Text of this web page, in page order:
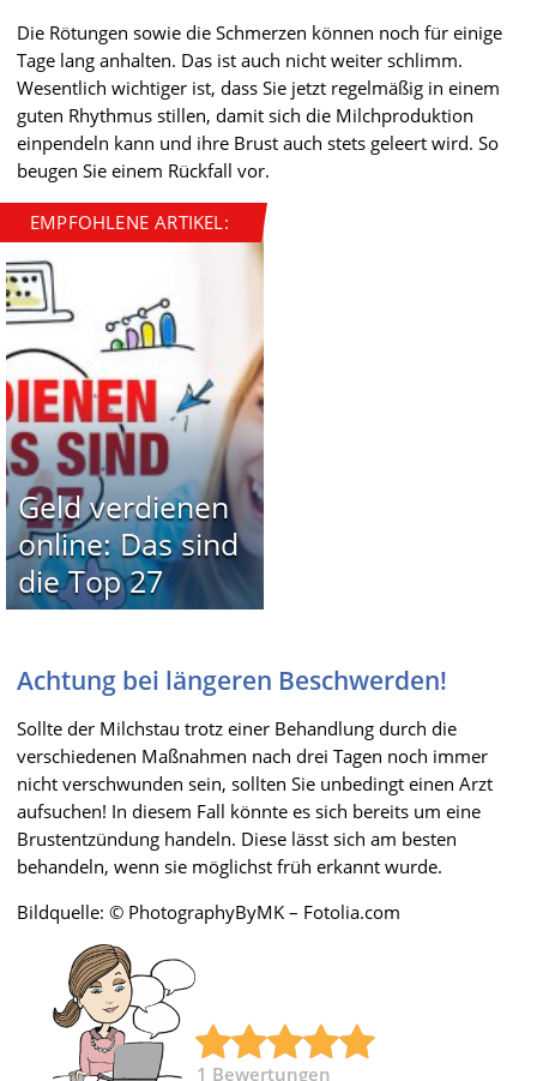
Die Rötungen sowie die Schmerzen können noch für einige
Tage lang anhalten. Das ist auch nicht weiter schlimm.
Wesentlich wichtiger ist, dass Sie jetzt regelmäßig in einem
guten Rhythmus stillen, damit sich die Milchproduktion
einpendeln kann und ihre Brust auch stets geleert wird. So
beugen Sie einem Rückfall vor.
EMPFOHLENE ARTIKEL:
Geld verdienen
online: Das sind
die Top 27
Achtung bei längeren Beschwerden!
Sollte der Milchstau trotz einer Behandlung durch die
verschiedenen Maßnahmen nach drei Tagen noch immer
nicht verschwunden sein, sollten Sie unbedingt einen Arzt
aufsuchen! In diesem Fall könnte es sich bereits um eine
Brustentzündung handeln. Diese lässt sich am besten
behandeln, wenn sie möglichst früh erkannt wurde.
Bildquelle: © PhotographyByMK – Fotolia.com
1 Bewertungen